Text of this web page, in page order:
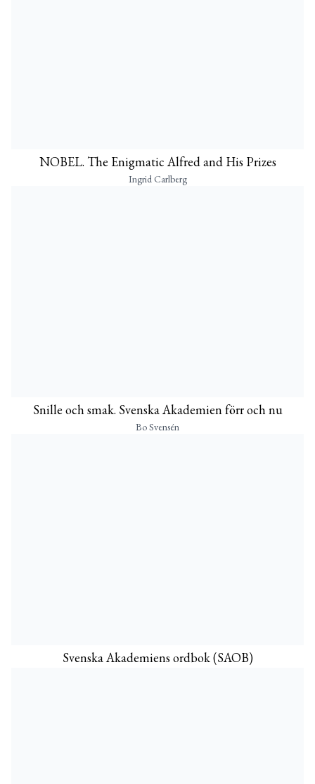
NOBEL. The Enigmatic Alfred and His Prizes
Ingrid Carlberg
Snille och smak. Svenska Akademien förr och nu
Bo Svensén
Svenska Akademiens ordbok (SAOB)